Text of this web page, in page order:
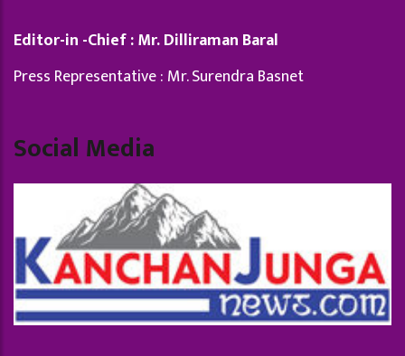
Editor-in -Chief : Mr. Dilliraman Baral
Press Representative : Mr. Surendra Basnet
Social Media